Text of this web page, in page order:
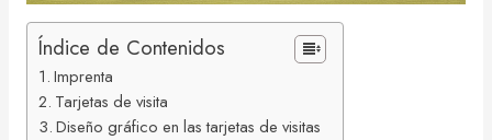
Índice de Contenidos
Imprenta
Tarjetas de visita
Diseño gráfico en las tarjetas de visitas